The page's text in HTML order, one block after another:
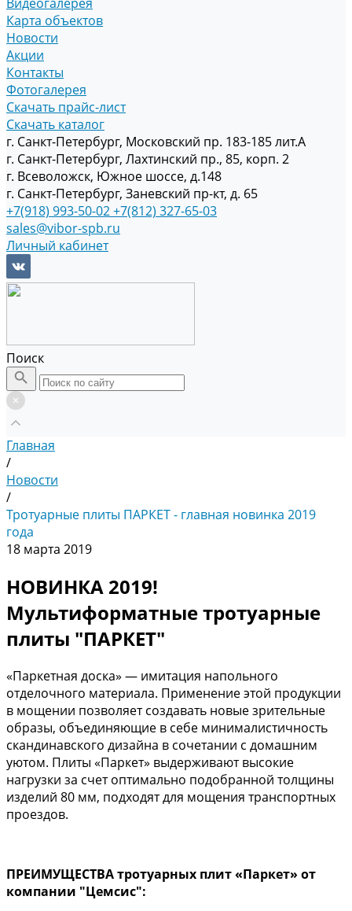
Карта объектов
Новости
Акции
Контакты
Фотогалерея
Скачать прайс-лист
Скачать каталог
г. Санкт-Петербург, Московский пр. 183-185 лит.А
г. Санкт-Петербург, Лахтинский пр., 85, корп. 2
г. Всеволожск, Южное шоссе, д.148
г. Санкт-Петербург, Заневский пр-кт, д. 65
+7(918) 993-50-02+7(812) 327-65-03
sales@vibor-spb.ru
Личный кабинет
Поиск
Главная
/
Новости
/
Тротуарные плиты ПАРКЕТ - главная новинка 2019
года
18 марта 2019
НОВИНКА 2019!
Мультиформатные тротуарные
плиты "ПАРКЕТ"
«Паркетная доска» — имитация напольного
отделочного материала. Применение этой продукции
в мощении позволяет создавать новые зрительные
образы, объединяющие в себе минималистичность
скандинавского дизайна в сочетании с домашним
уютом. Плиты «Паркет» выдерживают высокие
нагрузки за счет оптимально подобранной толщины
изделий 80 мм, подходят для мощения транспортных
проездов.
ПРЕИМУЩЕСТВА тротуарных плит «Паркет» от
компании "Цемсис":